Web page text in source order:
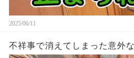
2025/06/11
不祥事で消えてしまった意外